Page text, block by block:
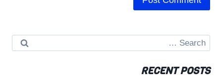
Search
for:
RECENT POSTS